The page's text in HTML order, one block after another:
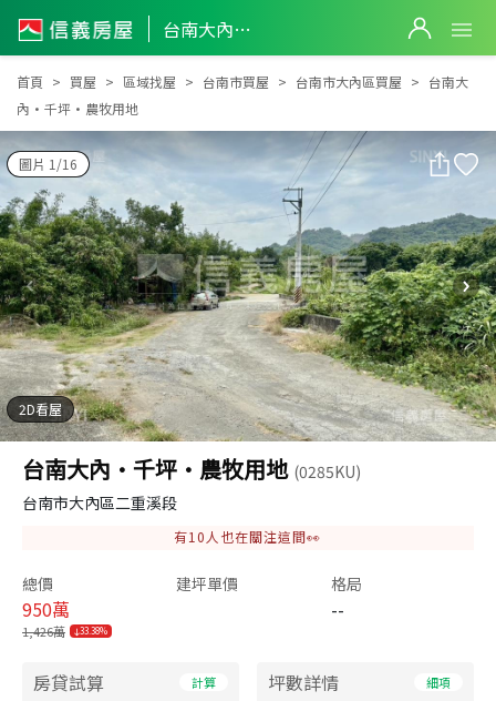
台南大內·千坪·農牧用地
台南大內·千坪·農牧用地
首頁 買屋 區域找屋 台南市買屋 台南市大內區買屋
台南大
內·千坪·農牧用地
圖片 1/16
2D看屋
台南大內·千坪·農牧用地 (0285KU)
台南市大內區二重溪段
有10 人也在關注這間👀
總價
950萬
1,426萬 33.38%
建坪單價 格局
--
房貸試算 計算 坪數詳情 細項